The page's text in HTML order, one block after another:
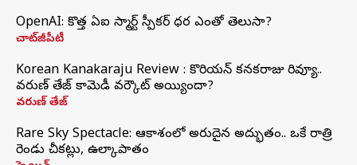
OpenAI: కొత్త ఏఐ స్మార్ట్ స్పీకర్ ధర ఎంతో తెలుసా?
చాట్‌జీపీటీ
Korean Kanakaraju Review : కొరియన్ కనకరాజు రివ్యూ..
వరుణ్ తేజ్ కామెడీ వర్కౌట్ అయ్యిందా?
వరుణ్ తేజ్
Rare Sky Spectacle: ఆకాశంలో అరుదైన అద్భుతం.. ఒకే రాత్రి
రెండు చీకట్లు, ఉల్కాపాతం